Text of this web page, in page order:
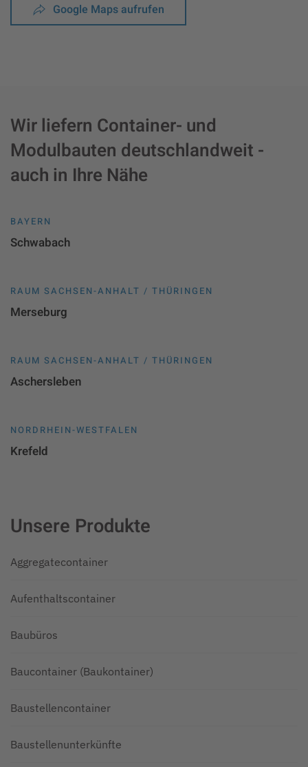
Google Maps aufrufen
Wir liefern Container- und
Modulbauten deutschlandweit -
auch in Ihre Nähe
BAYERN
Schwabach
RAUM SACHSEN-ANHALT / THÜRINGEN
Merseburg
RAUM SACHSEN-ANHALT / THÜRINGEN
Aschersleben
NORDRHEIN-WESTFALEN
Krefeld
Unsere Produkte
Aggregatecontainer
Aufenthaltscontainer
Baubüros
Baucontainer (Baukontainer)
Baustellencontainer
Baustellenunterkünfte